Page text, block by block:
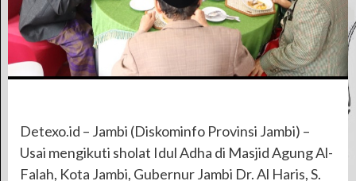
Detexo.id – Jambi (Diskominfo Provinsi Jambi) –
Usai mengikuti sholat Idul Adha di Masjid Agung Al-
Falah, Kota Jambi, Gubernur Jambi Dr. Al Haris, S.